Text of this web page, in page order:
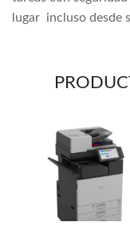
lugar incluso desde